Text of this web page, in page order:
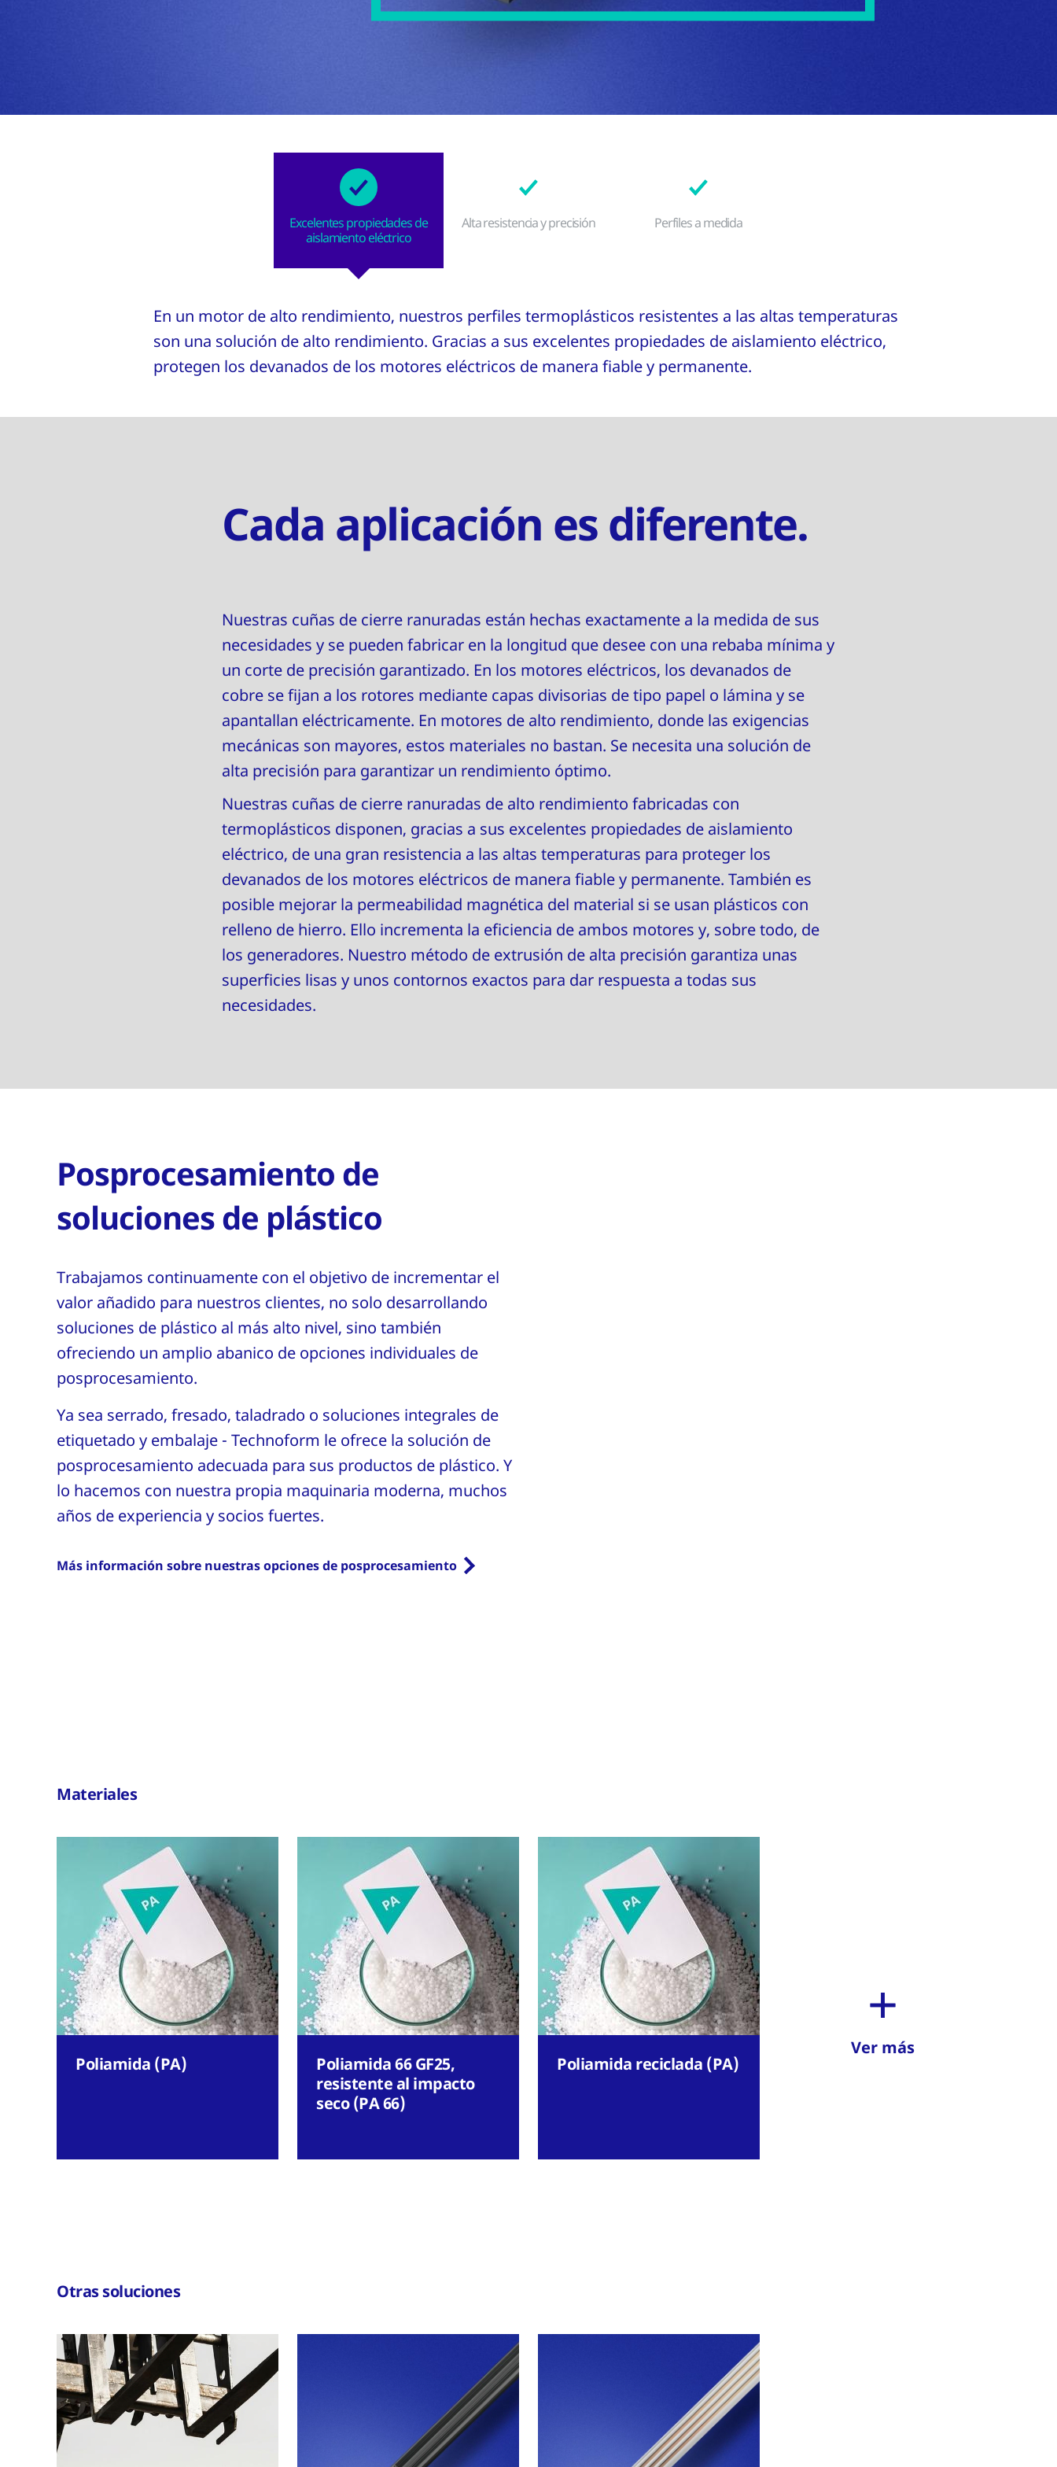
Excelentes propiedades de
aislamiento eléctrico
Alta resistencia y precisión Perfiles a medida
En un motor de alto rendimiento, nuestros perfiles termoplásticos resistentes a las altas temperaturas
son una solución de alto rendimiento. Gracias a sus excelentes propiedades de aislamiento eléctrico,
protegen los devanados de los motores eléctricos de manera fiable y permanente.
Cada aplicación es diferente.
Nuestras cuñas de cierre ranuradas están hechas exactamente a la medida de sus
necesidades y se pueden fabricar en la longitud que desee con una rebaba mínima y
un corte de precisión garantizado. En los motores eléctricos, los devanados de
cobre se fijan a los rotores mediante capas divisorias de tipo papel o lámina y se
apantallan eléctricamente. En motores de alto rendimiento, donde las exigencias
mecánicas son mayores, estos materiales no bastan. Se necesita una solución de
alta precisión para garantizar un rendimiento óptimo.
Nuestras cuñas de cierre ranuradas de alto rendimiento fabricadas con
termoplásticos disponen, gracias a sus excelentes propiedades de aislamiento
eléctrico, de una gran resistencia a las altas temperaturas para proteger los
devanados de los motores eléctricos de manera fiable y permanente. También es
posible mejorar la permeabilidad magnética del material si se usan plásticos con
relleno de hierro. Ello incrementa la eficiencia de ambos motores y, sobre todo, de
los generadores. Nuestro método de extrusión de alta precisión garantiza unas
superficies lisas y unos contornos exactos para dar respuesta a todas sus
necesidades.
Posprocesamiento de
soluciones de plástico
Trabajamos continuamente con el objetivo de incrementar el
valor añadido para nuestros clientes, no solo desarrollando
soluciones de plástico al más alto nivel, sino también
ofreciendo un amplio abanico de opciones individuales de
posprocesamiento.
Ya sea serrado, fresado, taladrado o soluciones integrales de
etiquetado y embalaje - Technoform le ofrece la solución de
posprocesamiento adecuada para sus productos de plástico. Y
lo hacemos con nuestra propia maquinaria moderna, muchos
años de experiencia y socios fuertes.
Más información sobre nuestras opciones de posprocesamiento
Materiales
Poliamida (PA)
Poliamida 66 GF25,
resistente al impacto
seco (PA 66)
Poliamida reciclada (PA)
Ver más
Otras soluciones